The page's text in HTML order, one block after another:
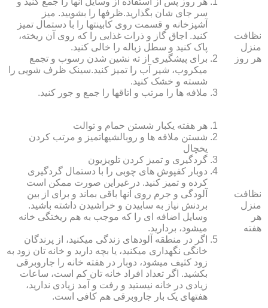
نظافت
منزل
هر روز
سر جای شان بگذارید.ظرف‏ها را بشویید. میز
آشپزخانه و قسمت روی کابینت‏ها را با دستمال تمیز
کنید. اجاق گاز و ذرات غذایی را که روی آن ریخته،
پاک کنید و سطل زباله را خالی کنید.
برای پیشگیری از ته نشین شدن رسوب و تجمع
میکروب، شیر آب را تمیز کنید.سینک ظرف شویی را
شسته و خشک کنید.
ملافه‏ ها را مرتب و اتاق‏ها را جمع و جور کنید.
نظافت
منزل
هر
هفته
هر هفته یکبار شستن حمام و توالت
شستن ملافه‏ ها و روبالشی‎هاتمیز و مرتب کردن
یخچال
گردگیری و تمیز کردن تلویزیون
دوبار کفپوش‏ های چوبی را با دستمال گردگیری
کرده و تمیز کنید. در غیراین صورت ممکن است
آلودگی و جرم روی آنها باقی بماند و برای از بین
بردنش نیاز به سابیدن و خراشیدن داشته باشید.
وسایل اضافه ای را که موجب به هم ریختگی خانه
می‏شود، بردارید.
اگر در منطقه آلوده‏ای زندگی می‏کنید، از پرندگان
خانگی نگهداری می‏کنید، یا بچه دارید و خانه‏ تان زود به
زود کثیف می‏شود، دوبار در هفته خانه را جاروبرقی
بکشید. اگر تعداد افراد خانه ‏تان کم است، ساعات
زیادی در خانه نیستید و رفت و آمد زیادی ندارید،
هفته‏ای یک بار جاروبرقی هم کافی است.